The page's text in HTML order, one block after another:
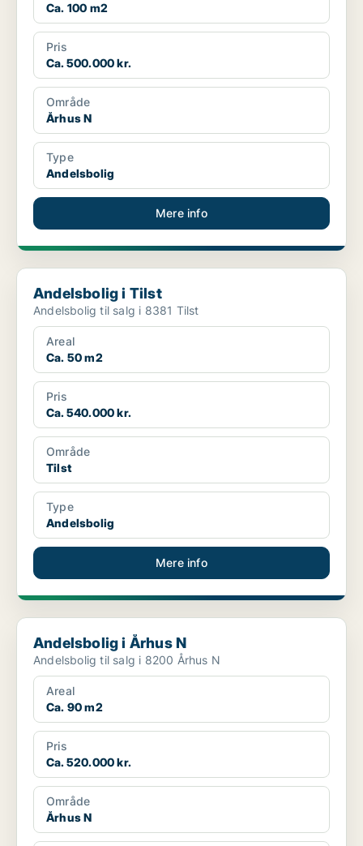
Ca. 100 m2
Pris
Ca. 500.000 kr.
Område
Århus N
Type
Andelsbolig
Mere info
Andelsbolig i Tilst
Andelsbolig i Tilst
Andelsbolig til salg i 8381 Tilst
Areal
Ca. 50 m2
Pris
Ca. 540.000 kr.
Område
Tilst
Type
Andelsbolig
Mere info
Andelsbolig i Århus N
Andelsbolig i Århus N
Andelsbolig til salg i 8200 Århus N
Areal
Ca. 90 m2
Pris
Ca. 520.000 kr.
Område
Århus N